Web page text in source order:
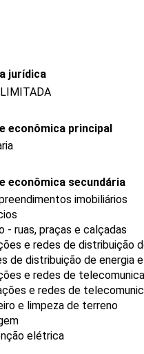
jurídica
econômica principal
econômica secundária
imobiliários
- ruas, praças e calçadas
e redes de distribuição
de distribuição de energia
e redes de
e redes de
e limpeza de terreno
elétrica